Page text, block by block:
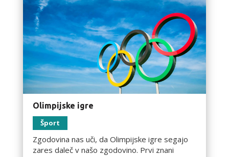
Olimpijske igre
Šport
Zgodovina nas uči, da Olimpijske igre segajo
zares daleč v našo zgodovino. Prvi znani